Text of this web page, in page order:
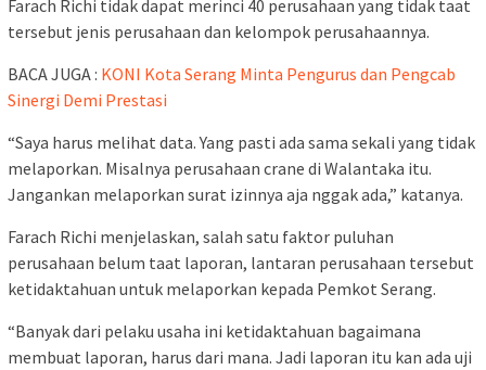
Farach Richi tidak dapat merinci 40 perusahaan yang tidak taat
tersebut jenis perusahaan dan kelompok perusahaannya.
BACA JUGA : KONI Kota Serang Minta Pengurus dan Pengcab
Sinergi Demi Prestasi
“Saya harus melihat data. Yang pasti ada sama sekali yang tidak
melaporkan. Misalnya perusahaan crane di Walantaka itu.
Jangankan melaporkan surat izinnya aja nggak ada,” katanya.
Farach Richi menjelaskan, salah satu faktor puluhan
perusahaan belum taat laporan, lantaran perusahaan tersebut
ketidaktahuan untuk melaporkan kepada Pemkot Serang.
“Banyak dari pelaku usaha ini ketidaktahuan bagaimana
membuat laporan, harus dari mana. Jadi laporan itu kan ada uji